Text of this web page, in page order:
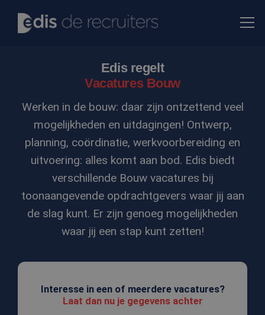
Edis regelt
Vacatures Bouw
Werken in de bouw: daar zijn ontzettend veel
mogelijkheden en uitdagingen! Ontwerp,
planning, coördinatie, werkvoorbereiding en
uitvoering: alles komt aan bod. Edis biedt
verschillende Bouw vacatures bij
toonaangevende opdrachtgevers waar jij aan
de slag kunt. Er zijn genoeg mogelijkheden
waar jij een stap kunt zetten!
Interesse in een of meerdere vacatures?
Laat dan nu je gegevens achter